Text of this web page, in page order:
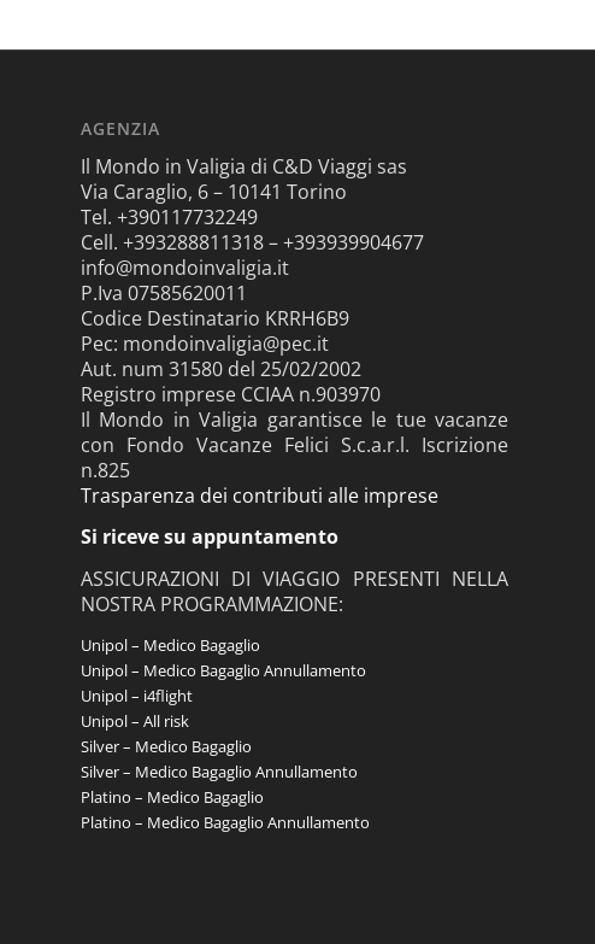
AGENZIA
Il Mondo in Valigia di C&D Viaggi sas
Via Caraglio, 6 – 10141 Torino
Tel. +390117732249
Cell. +393288811318 – +393939904677
info@mondoinvaligia.it
P.Iva 07585620011
Codice Destinatario KRRH6B9
Pec: mondoinvaligia@pec.it
Aut. num 31580 del 25/02/2002
Registro imprese CCIAA n.903970
Il Mondo in Valigia garantisce le tue vacanze
con Fondo Vacanze Felici S.c.a.r.l. Iscrizione
n.825
Trasparenza dei contributi alle imprese
Si riceve su appuntamento
ASSICURAZIONI DI VIAGGIO PRESENTI NELLA
NOSTRA PROGRAMMAZIONE:
Unipol – Medico Bagaglio
Unipol – Medico Bagaglio Annullamento
Unipol – i4flight
Unipol – All risk
Silver – Medico Bagaglio
Silver – Medico Bagaglio Annullamento
Platino – Medico Bagaglio
Platino – Medico Bagaglio Annullamento